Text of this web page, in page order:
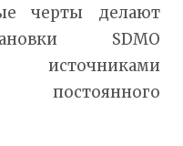
черты делают
SDMO
источниками